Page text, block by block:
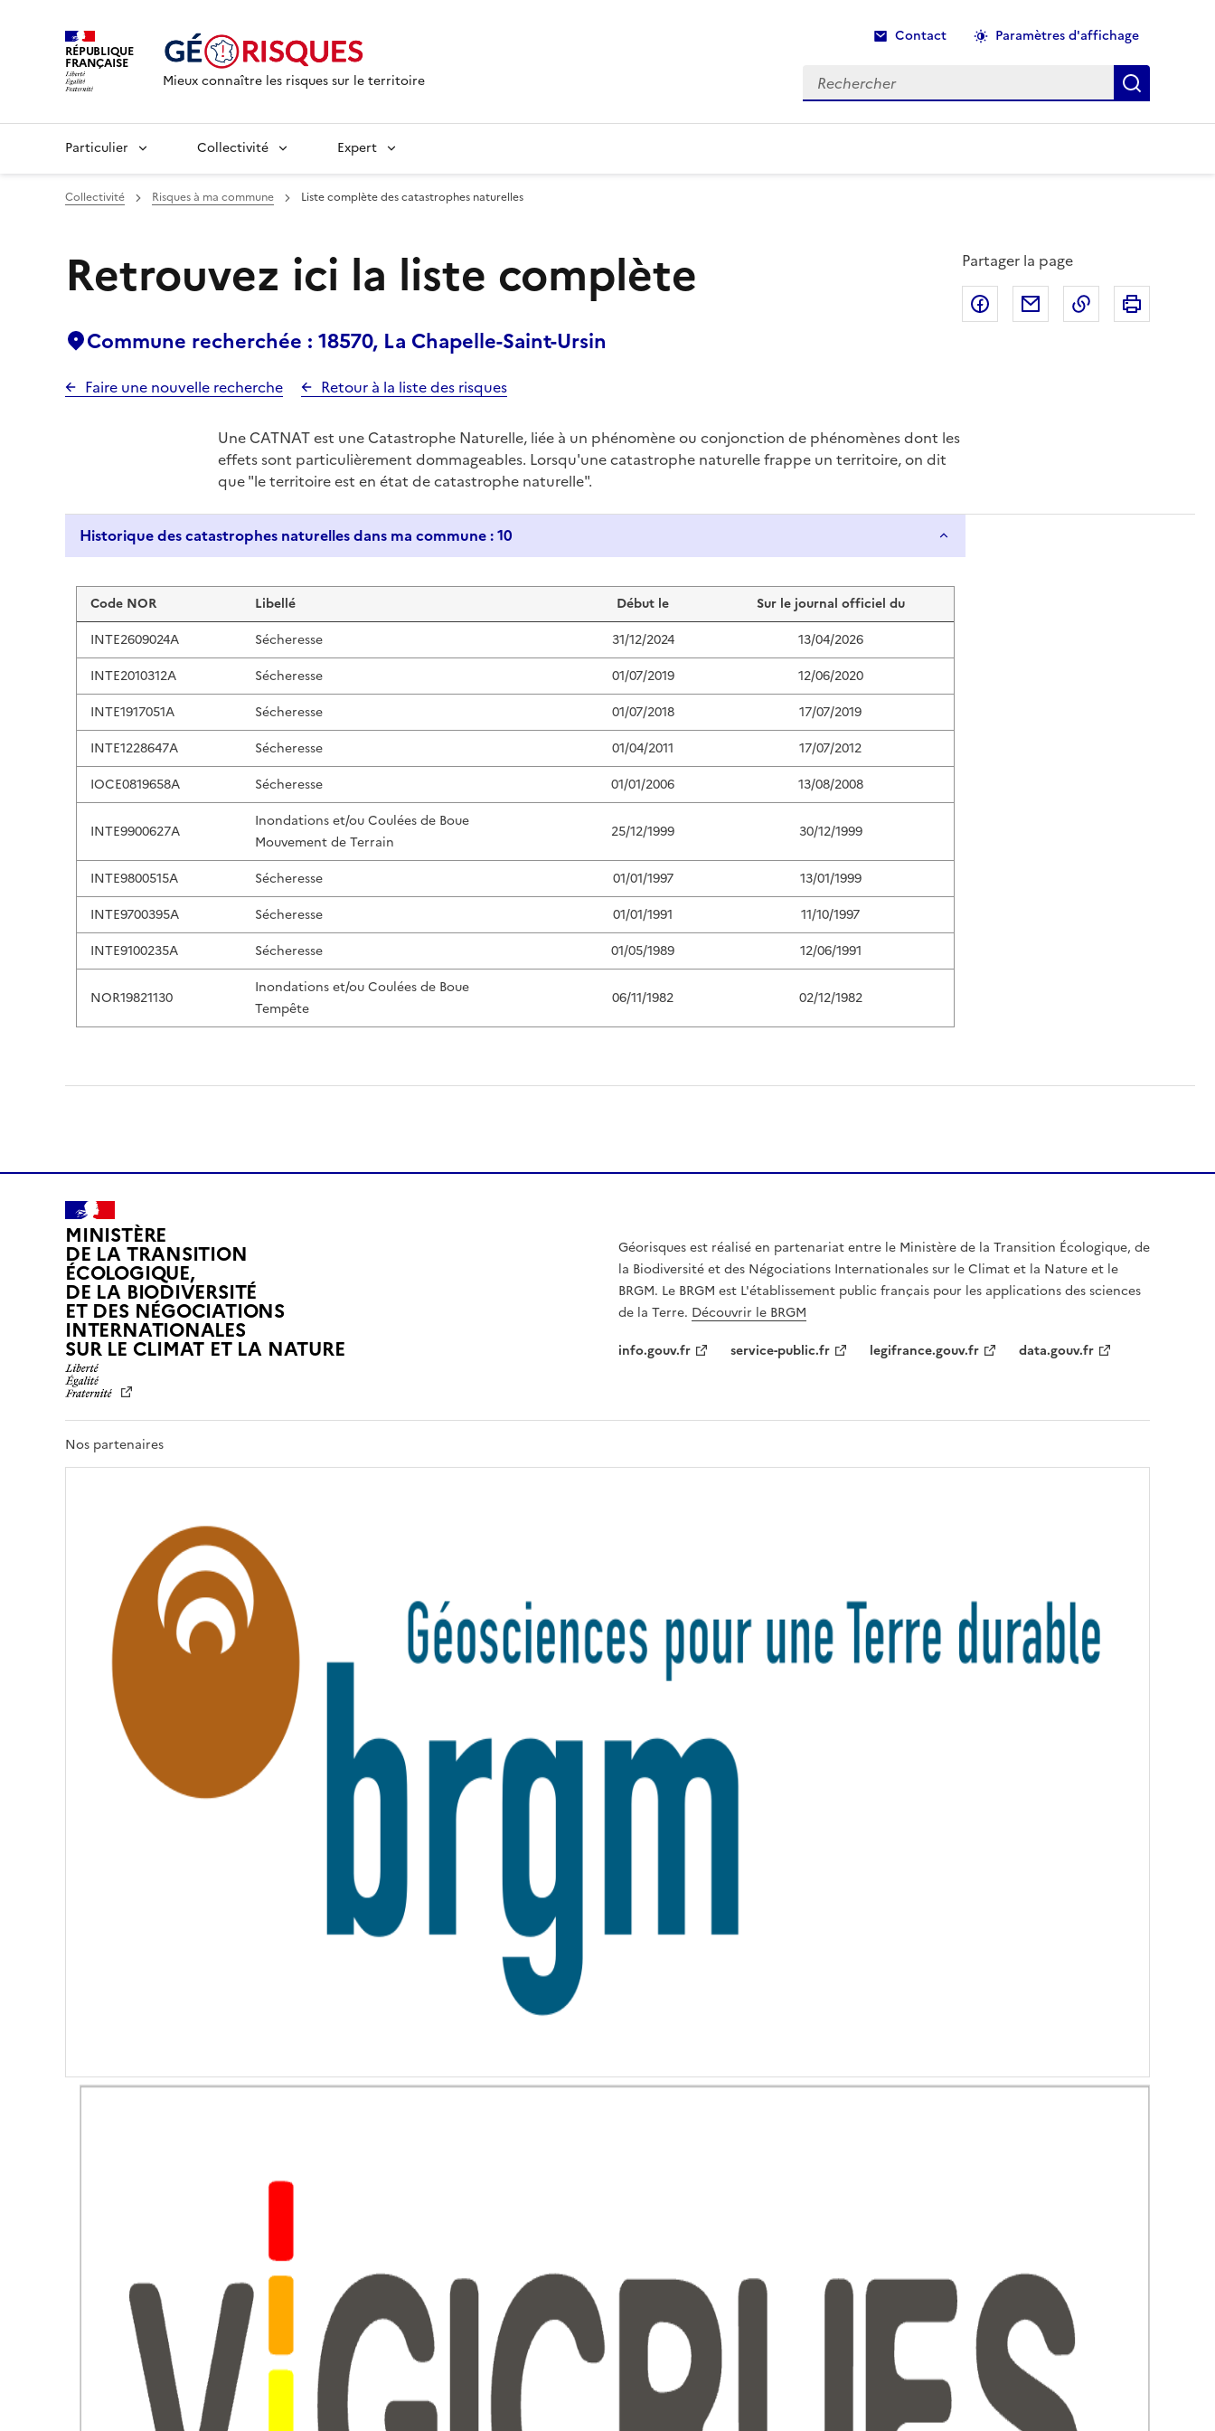
RÉPUBLIQUE
FRANÇAISE
Mieux connaître les risques sur le territoire
Contact Paramètres d'affichage
Rechercher Recherche
Particulier Collectivité Expert
Collectivité Risques à ma commune Liste complète des catastrophes naturelles
Retrouvez ici la liste complète
Commune recherchée : 18570, La Chapelle-Saint-Ursin
Faire une nouvelle recherche Retour à la liste des risques
Partager la page
Partager sur Facebook
Partager par email
Copier dans le
Une CATNAT est une Catastrophe Naturelle, liée à un phénomène ou conjonction de phénomènes dont les
effets sont particulièrement dommageables. Lorsqu'une catastrophe naturelle frappe un territoire, on dit
que "le territoire est en état de catastrophe naturelle".
Historique des catastrophes naturelles dans ma commune : 10
Liste de résultats
Code NOR Libellé Début le
Sur le journal officiel du
INTE2609024A
Sécheresse 31/12/2024
13/04/2026
INTE2010312A
Sécheresse 01/07/2019
12/06/2020
INTE1917051A
Sécheresse 01/07/2018
17/07/2019
INTE1228647A
Sécheresse 01/04/2011
17/07/2012
IOCE0819658A
Sécheresse 01/01/2006 13/08/2008
INTE9900627A
Inondations et/ou Coulées de Boue
Mouvement de Terrain
25/12/1999 30/12/1999
INTE9800515A Sécheresse 01/01/1997
13/01/1999
INTE9700395A
Sécheresse 01/01/1991
11/10/1997
INTE9100235A
Sécheresse 01/05/1989 12/06/1991
NOR19821130
Inondations et/ou Coulées de Boue
Tempête
06/11/1982 02/12/1982
MINISTÈRE
DE LA TRANSITION
ÉCOLOGIQUE,
DE LA BIODIVERSITÉ
ET DES NÉGOCIATIONS
INTERNATIONALES
SUR LE CLIMAT ET LA NATUREL
R
É
R
R
N
T
Géorisques est réalisé en partenariat entre le Ministère de la Transition Écologique, de
la Biodiversité et des Négociations Internationales sur le Climat et la Nature et le
BRGM. Le BRGM est L'établissement public français pour les applications des sciences
de la Terre. Découvrir le BRGM
info.gouv.fr
service-public.fr legifrance.gouv.fr data.gouv.fr
Nos partenaires